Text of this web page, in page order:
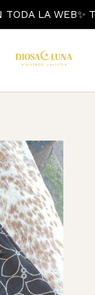
TODA LA